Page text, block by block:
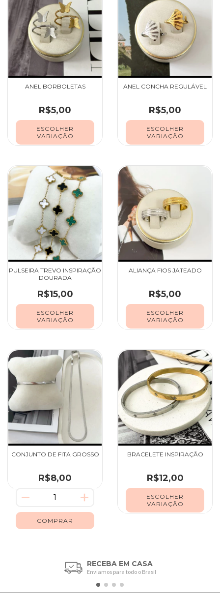
ANEL BORBOLETAS
R$5,00
ESCOLHER
VARIAÇÃO
ANEL CONCHA REGULÁVEL
R$5,00
ESCOLHER
VARIAÇÃO
PULSEIRA TREVO INSPIRAÇÃO
DOURADA
R$15,00
ESCOLHER
VARIAÇÃO
ALIANÇA FIOS JATEADO
R$5,00
ESCOLHER
VARIAÇÃO
CONJUNTO DE FITA GROSSO
R$8,00
BRACELETE INSPIRAÇÃO
R$12,00
ESCOLHER
VARIAÇÃO
RECEBA EM CASA
Enviamos para todo o Brasil